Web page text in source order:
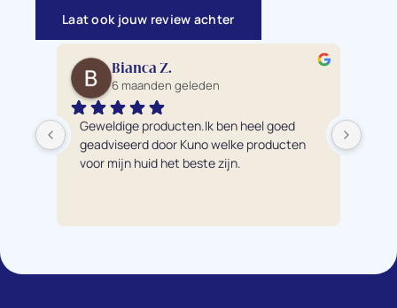
Laat ook jouw review achter
Bianca Z.
6 maanden geleden
Geweldige producten.Ik ben heel goed
geadviseerd door Kuno welke producten
voor mijn huid het beste zijn.